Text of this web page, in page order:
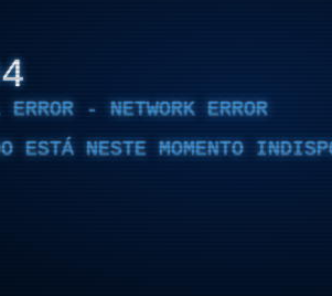
- NETWORK ERROR
ESTÁ NESTE MOMENTO